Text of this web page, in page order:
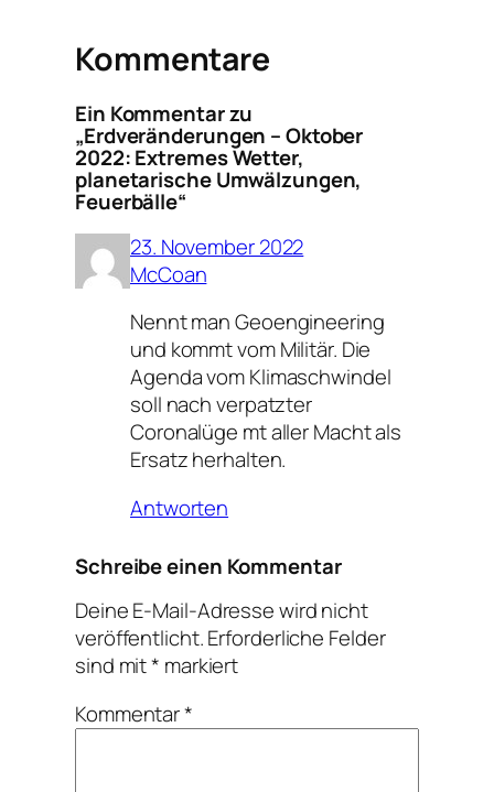
Kommentare
Ein Kommentar zu
„Erdveränderungen – Oktober
2022: Extremes Wetter,
planetarische Umwälzungen,
Feuerbälle“
23. November 2022
McCoan
Nennt man Geoengineering
und kommt vom Militär. Die
Agenda vom Klimaschwindel
soll nach verpatzter
Coronalüge mt aller Macht als
Ersatz herhalten.
Antworten
Schreibe einen Kommentar
Deine E-Mail-Adresse wird nicht
veröffentlicht.Erforderliche Felder
sind mit* markiert
Kommentar*